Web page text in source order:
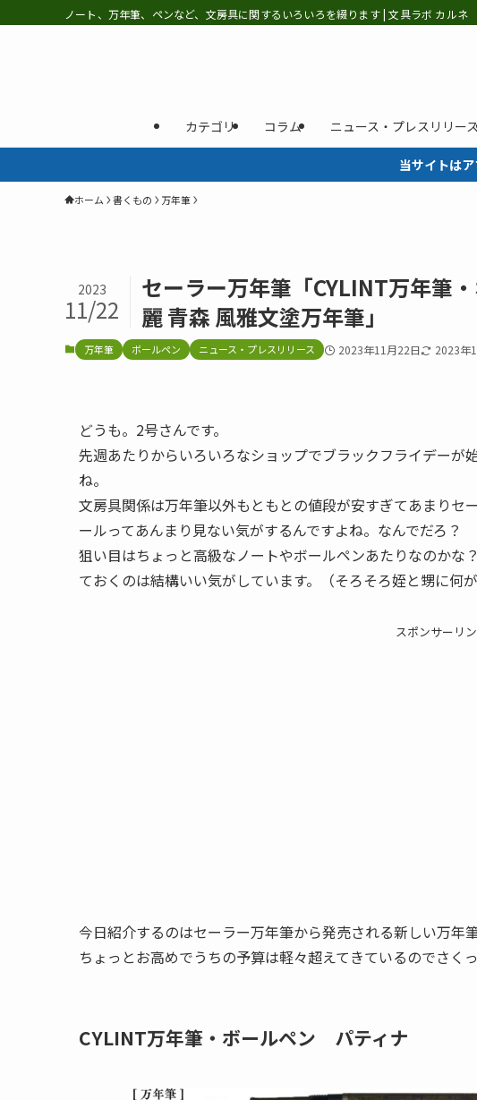
ノート、万年筆、ペンなど、文房具に関するいろいろを綴ります | 文具ラボ カルネ
カテゴリ コラム ニュース・プレスリリー
当サイトは
ホーム 書くもの 万年筆
セーラー万年筆「CYLINT万年筆
麗 青森 風雅文塗万年筆」
2023
11/22
万年筆 ボールペン ニュース・プレスリリース 2023年11月22日 2023年
どうも。2号さんです。
先週あたりからいろいろなショップでブラックフライデーが
ね。
文房具関係は万年筆以外もともとの値段が安すぎてあまりセ
ールってあんまり見ない気がするんですよね。なんでだろ？
狙い目はちょっと高級なノートやボールペンあたりなのかな
ておくのは結構いい気がしています。（そろそろ姪と甥に何
スポンサーリ
今日紹介するのはセーラー万年筆から発売される新しい万年筆
ちょっとお高めでうちの予算は軽々超えてきているのでさく
CYLINT万年筆・ボールペン パティナ